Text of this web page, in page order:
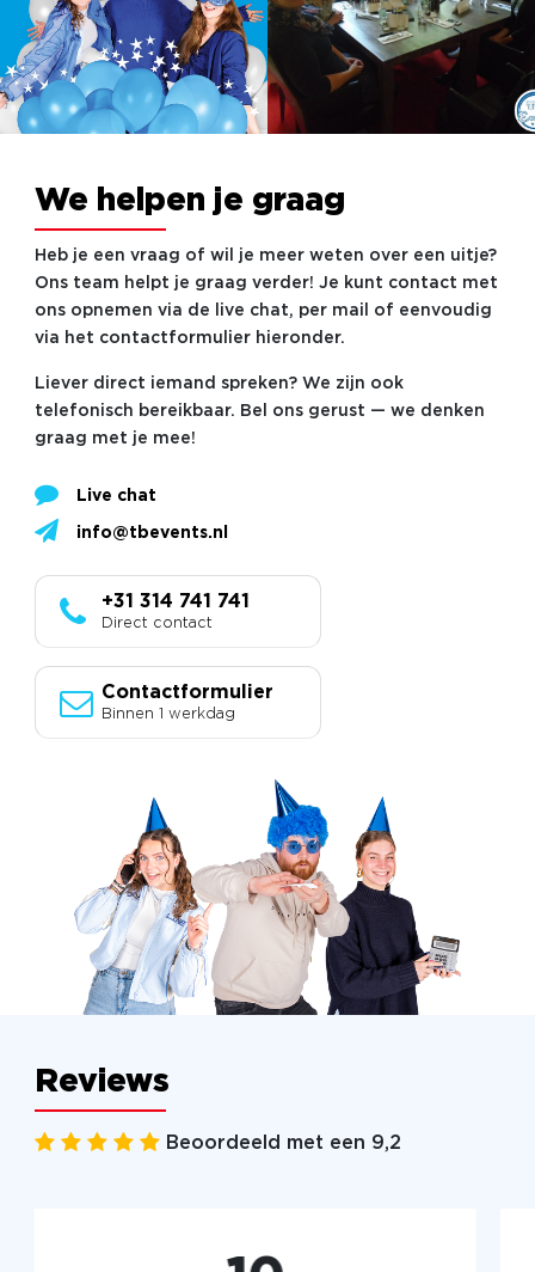
We helpen je graag
Heb je een vraag of wil je meer weten over een uitje?
Ons team helpt je graag verder! Je kunt contact met
ons opnemen via de live chat, per mail of eenvoudig
via het contactformulier hieronder.
Liever direct iemand spreken? We zijn ook
telefonisch bereikbaar. Bel ons gerust — we denken
graag met je mee!
Live chat
info@tbevents.nl
+31 314 741 741
Direct contact
Contactformulier
Binnen 1 werkdag
Reviews
Beoordeeld met een 9,2